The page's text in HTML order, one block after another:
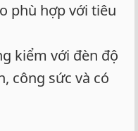
phù hợp với tiêu
kiểm với đèn độ
công sức và có